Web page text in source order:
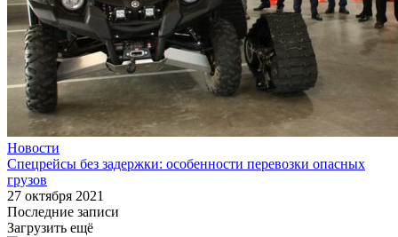
Новости
Спецрейсы без задержки: особенности перевозки опасных
грузов
27 октября 2021
Последние записи
Загрузить ещё